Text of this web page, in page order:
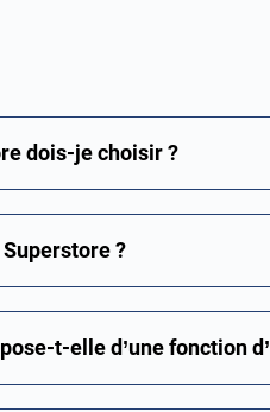
dois-je choisir ?
Superstore ?
t-elle d’une fonction